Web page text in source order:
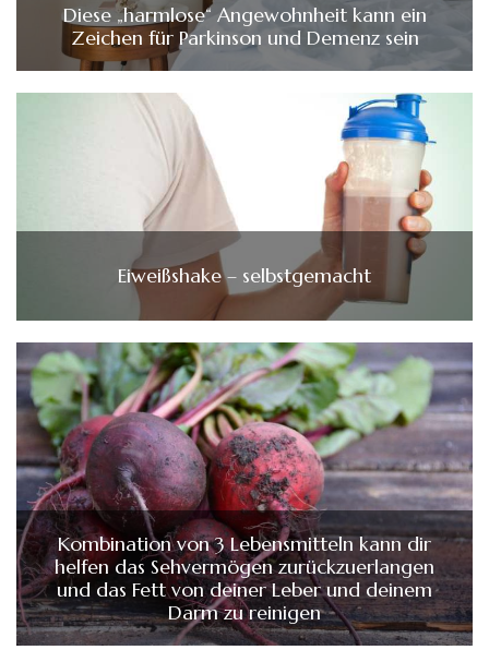
Diese „harmlose“ Angewohnheit kann ein
Zeichen für Parkinson und Demenz sein
Eiweißshake – selbstgemacht
Kombination von 3 Lebensmitteln kann dir
helfen das Sehvermögen zurückzuerlangen
und das Fett von deiner Leber und deinem
Darm zu reinigen